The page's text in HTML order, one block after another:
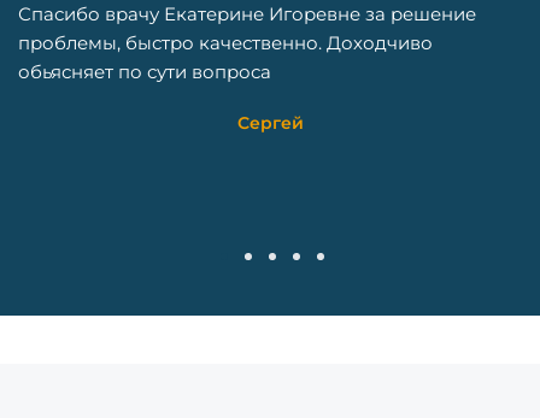
Спасибо врачу Екатерине Игоревне за решение
проблемы, быстро качественно. Доходчиво
обьясняет по сути вопроса
Сергей
2 3 4 5